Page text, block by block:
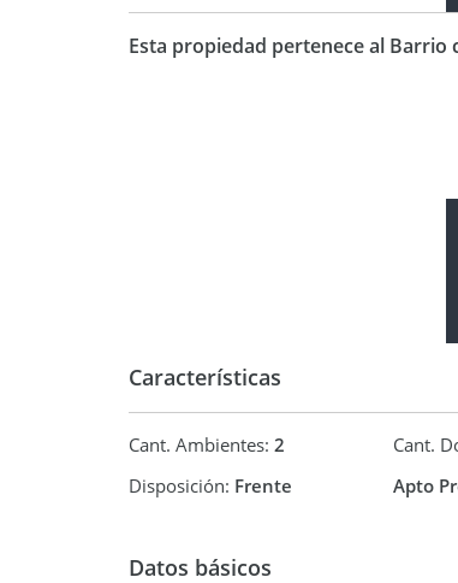
Esta propiedad pertenece al Barrio
Características
Cant. Ambientes: 2 Cant.
Disposición: Frente Apto
Datos básicos